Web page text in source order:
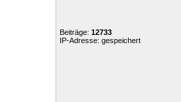
Beiträge: 12733
IP-Adresse: gespeichert